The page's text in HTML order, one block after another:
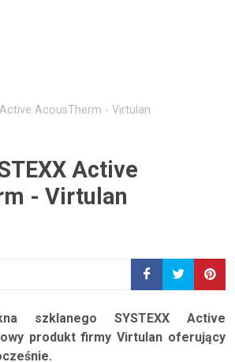
AcousTherm - Virtulan
Active
- Virtulan
szklanego SYSTEXX Active
produkt firmy Virtulan oferujący